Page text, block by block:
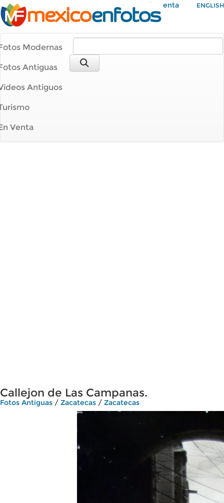
Mi Cuenta ENGLISH
Modernas
Antiguas
Antiguos
Venta
Callejon de Las Campanas.
Fotos Antiguas / Zacatecas / Zacatecas